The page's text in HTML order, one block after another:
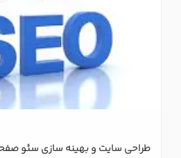
طراحی سایت و بهینه سازی سئو